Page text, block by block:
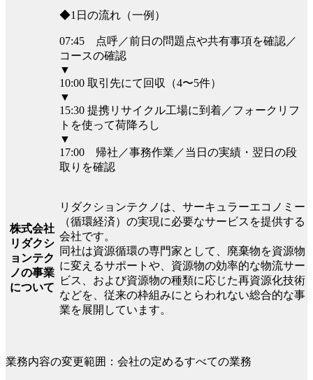
◆1⽇の流れ（一例）
07:45 点呼／前⽇の問題点や共有事項を確認／
コースの確認
▼
10:00 取引先にて回収（4〜5件）
▼
15:30 提携リサイクル⼯場に到着／フォークリフ
トを使って荷降ろし
▼
17:00 帰社／事務作業／当⽇の実績・翌⽇の段
取りを確認
株式会社
リダクシ
ョンテク
ノの事業
について
リダクションテクノは、サーキュラーエコノミー
（循環経済）の実現に必要なサービスを提供する
会社です。
同社は資源循環の専門家として、廃棄物を資源物
に変えるサポートや、資源物の効率的な物流サー
ビス、および資源物の種類に応じた再資源化技術
などを、従来の枠組みにとらわれない総合的な事
業を展開しています。
業務内容の変更範囲：会社の定めるすべての業務